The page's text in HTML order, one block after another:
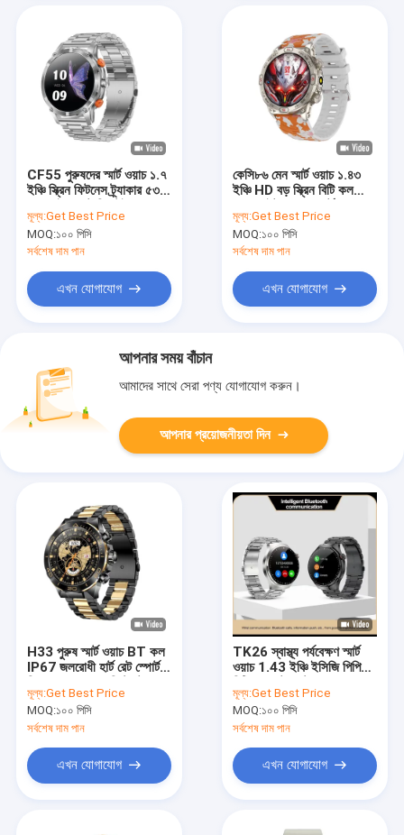
CF55 পুরুষদের স্মার্ট ওয়াচ ১.৭
ইঞ্চি স্ক্রিন ফিটনেস ট্র্যাকার ৫৩০
স্টিলের স্ট্র্যাপ
মূল্য:Get Best Price
MOQ:১০০ পিসি
সর্বশেষ দাম পান
এখন যোগাযোগ
কেসি৮৬ মেন স্মার্ট ওয়াচ ১.৪৩
ইঞ্চি HD বড় স্ক্রিন বিটি কল
৪৫০ এমএএইচ
মূল্য:Get Best Price
MOQ:১০০ পিসি
সর্বশেষ দাম পান
এখন যোগাযোগ
আপনার সময় বাঁচান
আমাদের সাথে সেরা পণ্য যোগাযোগ করুন।
আপনার প্রয়োজনীয়তা দিন
H33 পুরুষ স্মার্ট ওয়াচ BT কল
IP67 জলরোধী হার্ট রেট স্পোর্টস
মূল্য:Get Best Price
MOQ:১০০ পিসি
সর্বশেষ দাম পান
এখন যোগাযোগ
TK26 স্বাস্থ্য পর্যবেক্ষণ স্মার্ট
ওয়াচ 1.43 ইঞ্চি ইসিজি পিপিজি
স্মার্ট ফিটনেস ওয়াচ
মূল্য:Get Best Price
MOQ:১০০ পিসি
সর্বশেষ দাম পান
এখন যোগাযোগ